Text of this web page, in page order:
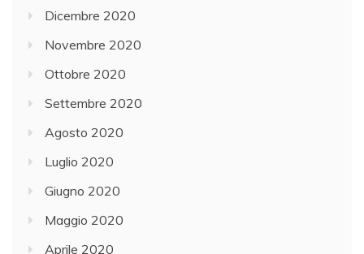
Dicembre 2020
Novembre 2020
Ottobre 2020
Settembre 2020
Agosto 2020
Luglio 2020
Giugno 2020
Maggio 2020
Aprile 2020